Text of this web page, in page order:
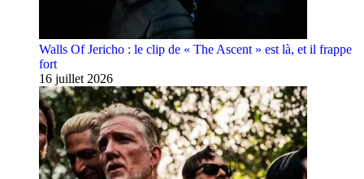
Walls Of Jericho : le clip de « The Ascent » est là, et il frappe
fort
16 juillet 2026